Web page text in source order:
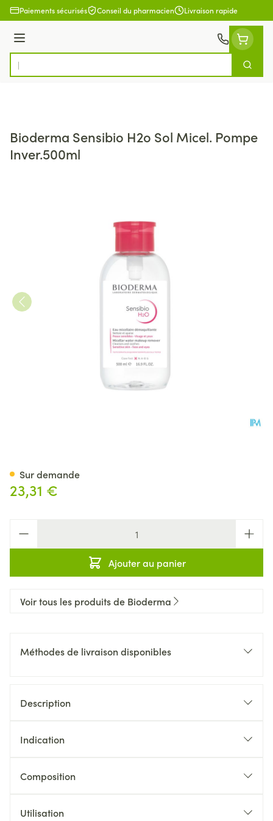
Aller au contenu
Paiements sécurisés Conseil du pharmacien Livraison rapide
Menu
Rechercher
Bioderma Sensibio H2o Sol Micel. Pompe
Inver.500ml
23,31 €
Ajouter au panier
Sur demande
Voir tous les produits de Bioderma
Méthodes de livraison disponibles
Description
Indication
Composition
Utilisation